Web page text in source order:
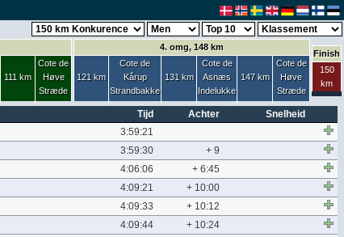
111 km
Cote de
Høve
Stræde
4. omg, 148 km
121 km
Cote de
Kårup
Strandbakke
131 km
Cote de
Asnæs
Indelukke
147 km
Cote de
Høve
Stræde
Finish
150
km
Tijd Achter
Snelheid
3:59:21
3:59:30
+ 9
4:06:06
+ 6:45
4:09:21
+ 10:00
4:09:33
+ 10:12
4:09:44
+ 10:24